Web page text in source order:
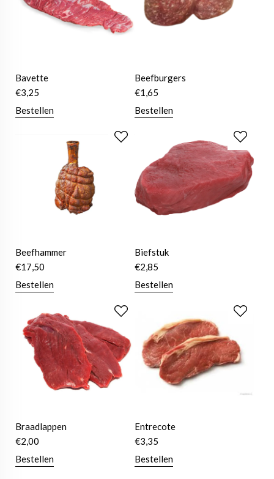
Bavette
€3,25
Bestellen
Beefburgers
€1,65
Bestellen
Beefhammer
€17,50
Bestellen
Biefstuk
€2,85
Bestellen
Braadlappen
€2,00
Bestellen
Entrecote
€3,35
Bestellen